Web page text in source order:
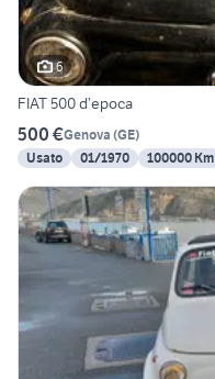
6
FIAT 500 d’epoca
500 €Genova (GE)
Usato
01/1970 100000 Km